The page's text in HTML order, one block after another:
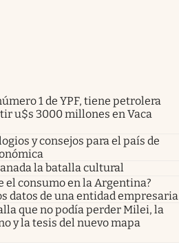
1 de YPF, tiene petrolera
u$s 3000 millones en Vaca
y consejos para el país de
la batalla cultural
el consumo en la Argentina?
datos de una entidad empresaria
que no podía perder Milei, la
y la tesis del nuevo mapa